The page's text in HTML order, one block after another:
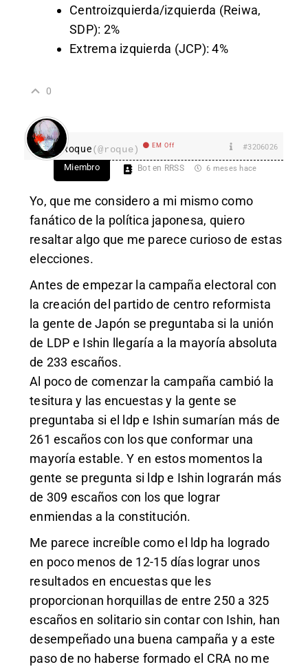
Centroizquierda/izquierda (Reiwa,
SDP): 2%
Extrema izquierda (JCP): 4%
0
Roque(@roque) EM Off #3206026
Miembro Bot en RRSS 6 meses hace
Yo, que me considero a mi mismo como
fanático de la política japonesa, quiero
resaltar algo que me parece curioso de estas
elecciones.
Antes de empezar la campaña electoral con
la creación del partido de centro reformista
la gente de Japón se preguntaba si la unión
de LDP e Ishin llegaría a la mayoría absoluta
de 233 escaños.
Al poco de comenzar la campaña cambió la
tesitura y las encuestas y la gente se
preguntaba si el ldp e Ishin sumarían más de
261 escaños con los que conformar una
mayoría estable. Y en estos momentos la
gente se pregunta si ldp e Ishin lograrán más
de 309 escaños con los que lograr
enmiendas a la constitución.
Me parece increíble como el ldp ha logrado
en poco menos de 12-15 días lograr unos
resultados en encuestas que les
proporcionan horquillas de entre 250 a 325
escaños en solitario sin contar con Ishin, han
desempeñado una buena campaña y a este
paso de no haberse formado el CRA no me